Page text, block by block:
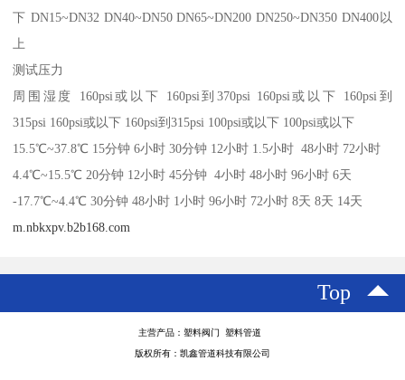
下 DN15~DN32 DN40~DN50 DN65~DN200 DN250~DN350 DN400以
上
测试压力
周围湿度 160psi或以下 160psi到370psi 160psi或以下 160psi到
315psi 160psi或以下 160psi到315psi 100psi或以下 100psi或以下
15.5℃~37.8℃ 15分钟 6小时 30分钟 12小时 1.5小时 48小时 72小时
4.4℃~15.5℃ 20分钟 12小时 45分钟 4小时 48小时 96小时 6天
-17.7℃~4.4℃ 30分钟 48小时 1小时 96小时 72小时 8天 8天 14天
m.nbkxpv.b2b168.com
Top
主营产品：塑料阀门 塑料管道
版权所有：凯鑫管道科技有限公司